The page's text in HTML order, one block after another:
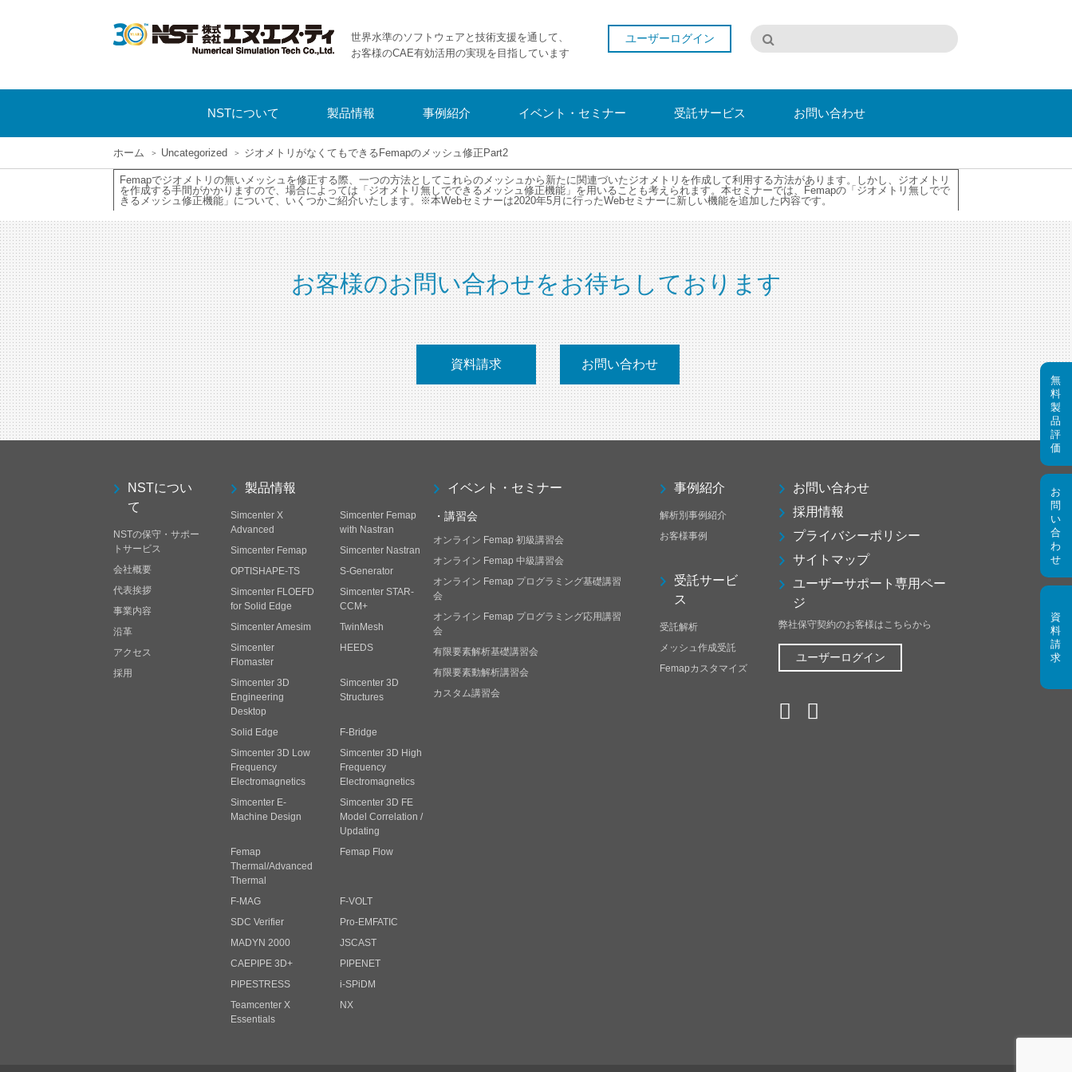
世界水準のソフトウェアと技術支援を通して、
お客様のCAE有効活用の実現を目指しています
ユーザーログイン
NSTについて 製品情報 事例紹介 イベント・セミナー 受託サービス お問い合わせ
ホーム Uncategorized ジオメトリがなくてもできるFemapのメッシュ修正Part2
Femapでジオメトリの無いメッシュを修正する際、一つの方法としてこれらのメッシュから新たに関連づいたジオメトリを作成して利用する方法があります。しかし、ジオメトリ
を作成する手間がかかりますので、場合によっては「ジオメトリ無しでできるメッシュ修正機能」を用いることも考えられます。本セミナーでは、Femapの「ジオメトリ無しでで
きるメッシュ修正機能」について、いくつかご紹介いたします。※本Webセミナーは2020年5月に行ったWebセミナーに新しい機能を追加した内容です。
お客様のお問い合わせをお待ちしております
資料請求 お問い合わせ
NSTについ
て
NSTの保守・サポー
トサービス
会社概要
代表挨拶
事業内容
沿革
アクセス
採用
製品情報
Simcenter X
Advanced
Simcenter Femap
with Nastran
Simcenter Femap
Simcenter Nastran
OPTISHAPE-TS
S-Generator
Simcenter FLOEFD
for Solid Edge
Simcenter STAR-
CCM+
Simcenter Amesim
TwinMesh
Simcenter
Flomaster
HEEDS
Simcenter 3D
Engineering
Desktop
Simcenter 3D
Structures
Solid Edge
F-Bridge
Simcenter 3D Low
Frequency
Electromagnetics
Simcenter 3D High
Frequency
Electromagnetics
Simcenter E-
Machine Design
Simcenter 3D FE
Model Correlation /
Updating
Femap
Thermal/Advanced
Thermal
Femap Flow
F-MAG
F-VOLT
SDC Verifier
Pro-EMFATIC
MADYN 2000
JSCAST
CAEPIPE 3D+
PIPENET
PIPESTRESS
i-SPiDM
Teamcenter X
Essentials
NX
イベント・セミナー
・講習会
オンライン Femap 初級講習会
オンライン Femap 中級講習会
オンライン Femap プログラミング基礎講習
会
オンライン Femap プログラミング応用講習
会
有限要素解析基礎講習会
有限要素動解析講習会
カスタム講習会
事例紹介
解析別事例紹介
お客様事例
受託サービ
ス
受託解析
メッシュ作成受託
Femapカスタマイズ
お問い合わせ
採用情報
プライバシーポリシー
サイトマップ
ユーザーサポート専用ペー
ジ
弊社保守契約のお客様はこちらから
ユーザーログイン